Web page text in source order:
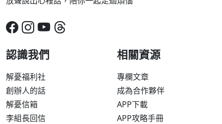
認識我們
解憂福利社
創辦人的話
解憂信箱
李組長回信
相關資源
專欄文章
成為合作夥伴
APP下載
APP攻略手冊